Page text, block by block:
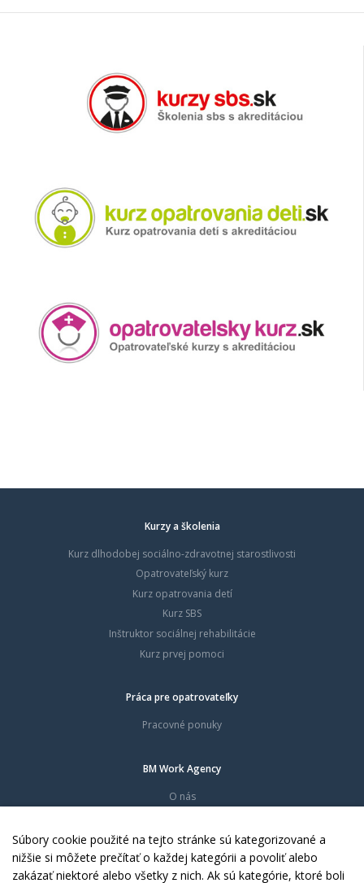
Kurzy a školenia
Kurz dlhodobej sociálno-zdravotnej starostlivosti
Opatrovateľský kurz
Kurz opatrovania detí
Kurz SBS
Inštruktor sociálnej rehabilitácie
Kurz prvej pomoci
Práca pre opatrovateľky
Pracovné ponuky
BM Work Agency
O nás
Dokumenty
Kontakty
Súbory cookie použité na tejto stránke sú kategorizované a
nižšie si môžete prečítať o každej kategórii a povoliť alebo
zakázať niektoré alebo všetky z nich. Ak sú kategórie, ktoré boli